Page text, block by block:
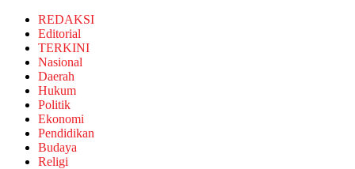
REDAKSI
Editorial
TERKINI
Nasional
Daerah
Hukum
Politik
Ekonomi
Pendidikan
Budaya
Religi